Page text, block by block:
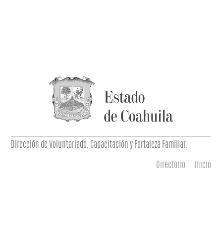
Dirección de Voluntariado, Capacitación y Fortaleza Familiar.
Directorio Inicio